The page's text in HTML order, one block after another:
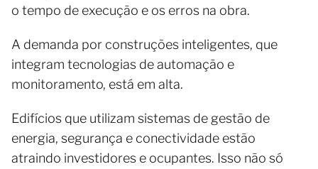
o tempo de execução e os erros na obra.
A demanda por construções inteligentes, que
integram tecnologias de automação e
monitoramento, está em alta.
Edifícios que utilizam sistemas de gestão de
energia, segurança e conectividade estão
atraindo investidores e ocupantes. Isso não só